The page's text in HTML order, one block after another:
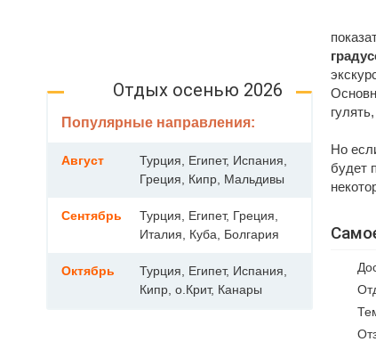
Но
будет
Отдых осенью 2026
Популярные направления:
Август
Турция, Египет, Испания,
Греция, Кипр, Мальдивы
Сентябрь
Турция, Египет, Греция,
Италия, Куба, Болгария
Октябрь
Турция, Египет, Испания,
Кипр, о.Крит, Канары